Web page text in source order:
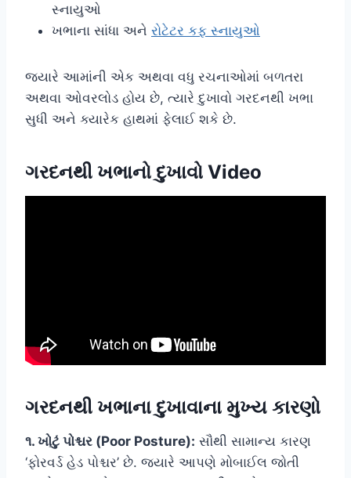
સ્નાયુઓ
ખભાના સાંધા અને રોટેટર કફ સ્નાયુઓ
જ્યારે આમાંની એક અથવા વધુ રચનાઓમાં બળતરા
અથવા ઓવરલોડ હોય છે, ત્યારે દુખાવો ગરદનથી ખભા
સુધી અને ક્યારેક હાથમાં ફેલાઈ શકે છે.
ગરદનથી ખભાનો દુખાવો Video
ગરદનથી ખભાના દુખાવાના મુખ્ય કારણો
૧. ખોટું પોશ્ચર (Poor Posture): સૌથી સામાન્ય કારણ
‘ફોરવર્ડ હેડ પોશ્ચર’ છે. જ્યારે આપણે મોબાઈલ જોતી